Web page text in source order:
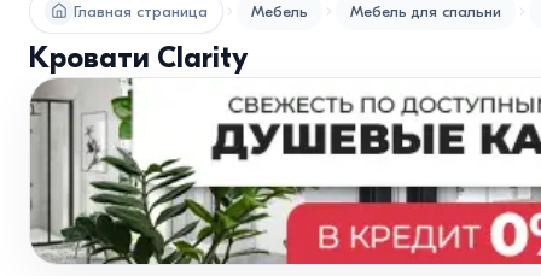
Главная страница Мебель Мебель для спальни
Кровати Clarity